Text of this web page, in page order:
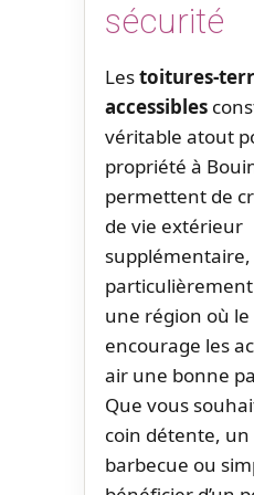
sécurité
Lestoitures-
accessibles
véritable atout
propriété à
permettent de
de vie extérieur
supplémentaire,
une région où
encourage les
air une bonne
Que vous
coin détente, un
barbecue ou